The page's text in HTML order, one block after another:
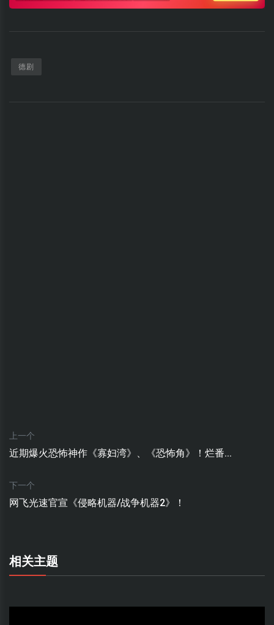
德剧
上一个
近期爆火恐怖神作《寡妇湾》、《恐怖角》！烂番...
下一个
网飞光速官宣《侵略机器/战争机器2》！
相关主题